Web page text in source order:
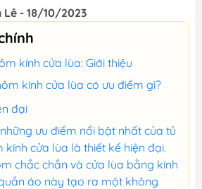
Lê - 18/10/2023
kính cửa lùa: Giới thiệu
kính cửa lùa có ưu điểm gì?
đại
ưu điểm nổi bật nhất của tủ
cửa lùa là thiết kế hiện đại.
chắc chắn và cửa lùa bằng kính
áo này tạo ra một không